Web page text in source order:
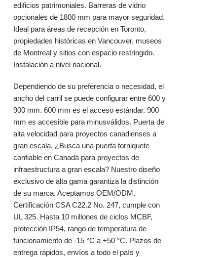
edificios patrimoniales. Barreras de vidrio
opcionales de 1800 mm para mayor seguridad.
Ideal para áreas de recepción en Toronto,
propiedades históricas en Vancouver, museos
de Montreal y sitios con espacio restringido.
Instalación a nivel nacional.
Dependiendo de su preferencia o necesidad, el
ancho del carril se puede configurar entre 600 y
900 mm. 600 mm es el acceso estándar. 900
mm es accesible para minusválidos. Puerta de
alta velocidad para proyectos canadienses a
gran escala. ¿Busca una puerta torniquete
confiable en Canadá para proyectos de
infraestructura a gran escala? Nuestro diseño
exclusivo de alta gama garantiza la distinción
de su marca. Aceptamos OEM/ODM.
Certificación CSA C22.2 No. 247, cumple con
UL 325. Hasta 10 millones de ciclos MCBF,
protección IP54, rango de temperatura de
funcionamiento de -15 °C a +50 °C. Plazos de
entrega rápidos, envíos a todo el país y